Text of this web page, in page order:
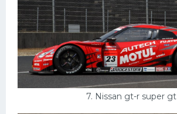
7. Nissan gt-r super gt